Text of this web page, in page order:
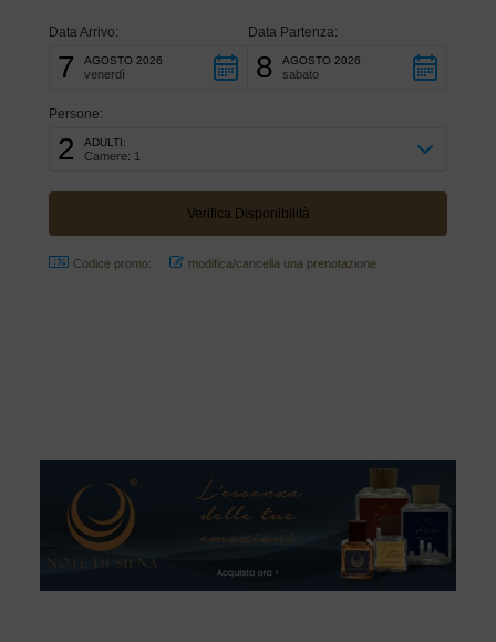
Data Arrivo:
7 AGOSTO 2026
venerdì
Data Partenza:
8 AGOSTO 2026
sabato
Persone:
2 ADULTI:
Camere: 1
Codice promo: modifica/cancella una prenotazione